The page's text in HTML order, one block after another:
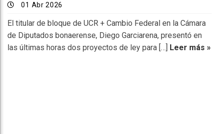
01 Abr 2026
El titular de bloque de UCR + Cambio Federal en la Cámara
de Diputados bonaerense, Diego Garciarena, presentó en
las últimas horas dos proyectos de ley para […] Leer más »